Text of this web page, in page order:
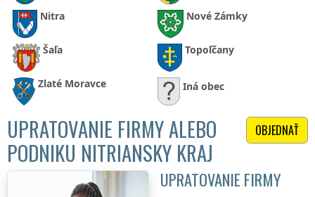
Nitra Nové Zámky
Šaľa Topoľčany
Zlaté Moravce Iná obec
OBJEDNAŤ
UPRATOVANIE FIRMY ALEBO
PODNIKU NITRIANSKY KRAJ
UPRATOVANIE FIRMY